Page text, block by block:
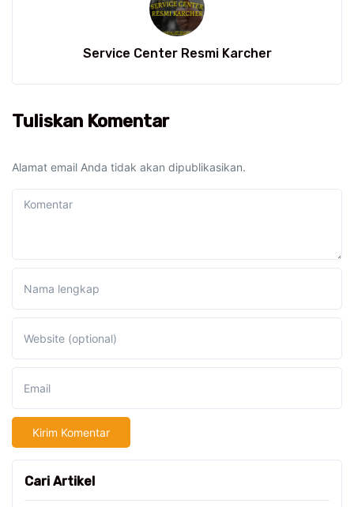
Service Center Resmi Karcher
Tuliskan Komentar
Alamat email Anda tidak akan dipublikasikan.
Komentar
Nama lengkap
Website (optional)
Email
Cari Artikel